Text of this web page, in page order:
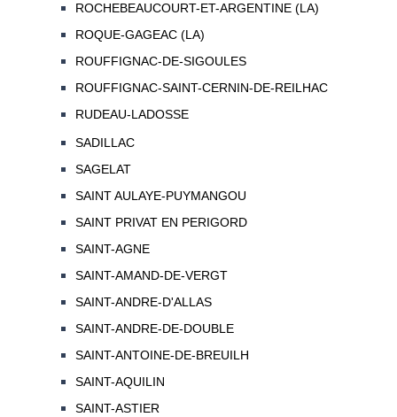
ROCHEBEAUCOURT-ET-ARGENTINE (LA)
ROQUE-GAGEAC (LA)
ROUFFIGNAC-DE-SIGOULES
ROUFFIGNAC-SAINT-CERNIN-DE-REILHAC
RUDEAU-LADOSSE
SADILLAC
SAGELAT
SAINT AULAYE-PUYMANGOU
SAINT PRIVAT EN PERIGORD
SAINT-AGNE
SAINT-AMAND-DE-VERGT
SAINT-ANDRE-D'ALLAS
SAINT-ANDRE-DE-DOUBLE
SAINT-ANTOINE-DE-BREUILH
SAINT-AQUILIN
SAINT-ASTIER